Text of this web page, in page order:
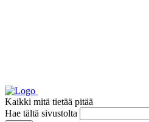
Kaikki mitä tietää pitää
Hae tältä sivustolta